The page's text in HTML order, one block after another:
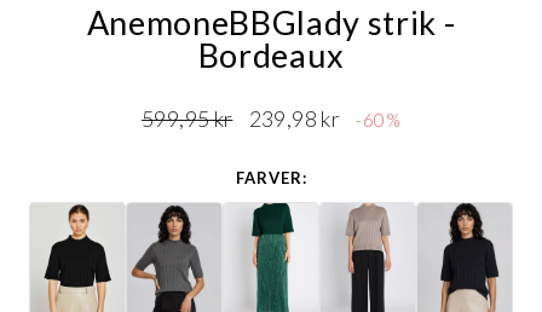
AnemoneBBGlady strik -
Bordeaux
Normalpris
599,95 kr Udsalgspris
239,98 kr -60%
FARVER: